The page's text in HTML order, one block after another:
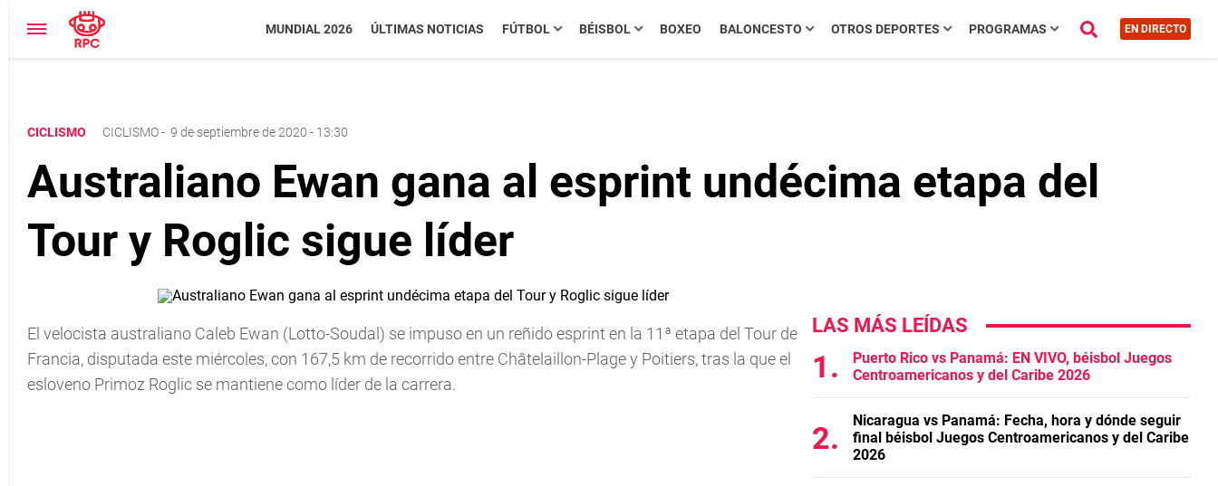
MUNDIAL 2026 ÚLTIMAS NOTICIAS FÚTBOL BÉISBOL BOXEO BALONCESTO OTROS DEPORTES PROGRAMAS EN DIRECTO
CICLISMO CICLISMO- 9 de septiembre de 2020 - 13:30
Australiano Ewan gana al esprint undécima etapa del
Tour y Roglic sigue líder
El velocista australiano Caleb Ewan (Lotto-Soudal) se impuso en un reñido esprint en la 11ª etapa del Tour de
Francia, disputada este miércoles, con 167,5 km de recorrido entre Châtelaillon-Plage y Poitiers, tras la que el
esloveno Primoz Roglic se mantiene como líder de la carrera.
LAS MÁS LEÍDAS
Puerto Rico vs Panamá: EN VIVO, béisbol Juegos
Centroamericanos y del Caribe 2026
Nicaragua vs Panamá: Fecha, hora y dónde seguir
final béisbol Juegos Centroamericanos y del Caribe
2026